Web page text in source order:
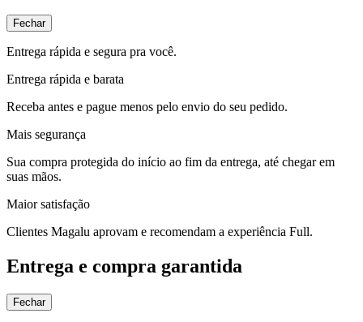
Fechar
Entrega rápida e segura pra você.
Entrega rápida e barata
Receba antes e pague menos pelo envio do seu pedido.
Mais segurança
Sua compra protegida do início ao fim da entrega, até chegar em
suas mãos.
Maior satisfação
Clientes Magalu aprovam e recomendam a experiência Full.
Entrega e compra garantida
Fechar